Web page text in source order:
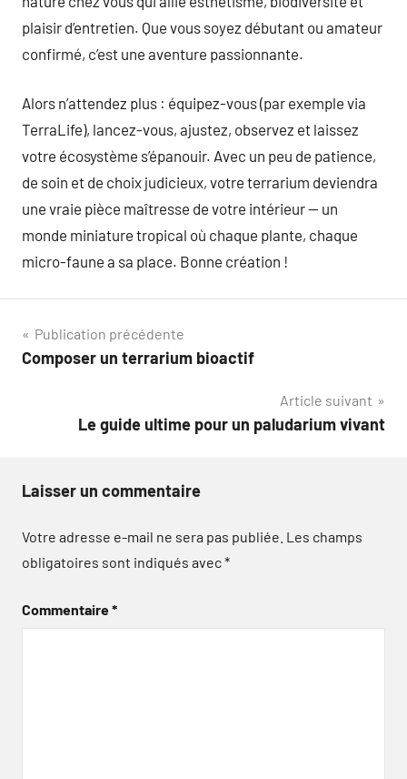
plaisir d’entretien. Que vous soyez débutant ou amateur
confirmé, c’est une aventure passionnante.
Alors n’attendez plus : équipez-vous (par exemple via
TerraLife), lancez-vous, ajustez, observez et laissez
votre écosystème s’épanouir. Avec un peu de patience,
de soin et de choix judicieux, votre terrarium deviendra
une vraie pièce maîtresse de votre intérieur — un
monde miniature tropical où chaque plante, chaque
micro-faune a sa place. Bonne création !
Navigation
de
Publication précédente
Composer un terrarium bioactif
Article suivant
Le guide ultime pour un paludarium vivant
Laisser un commentaire
Votre adresse e-mail ne sera pas publiée. Les champs
obligatoires sont indiqués avec*
Commentaire*